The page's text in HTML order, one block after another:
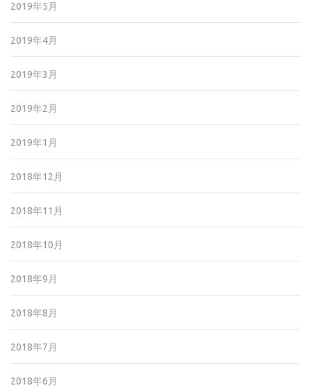
2019年5月
2019年4月
2019年3月
2019年2月
2019年1月
2018年12月
2018年11月
2018年10月
2018年9月
2018年8月
2018年7月
2018年6月